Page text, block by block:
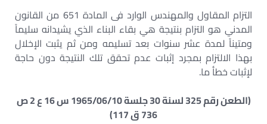
التزام المقاول والمهندس الوارد فى المادة 651 من القانون
المدني هو التزام بنتيجة هي بقاء البناء الذي يشيدانه سليماً
ومتيناً لمدة عشر سنوات بعد تسليمه ومن ثم يثبت الإخلال
بهذا الالتزام بمجرد إثبات عدم تحقق تلك النتيجة دون حاجة
لإثبات خطأ ما.
(الطعن رقم 325 لسنة 30 جلسة 1965/06/10 س 16 ع 2 ص
736 ق 117)